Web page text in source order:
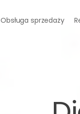
Obsługa sprzedaży